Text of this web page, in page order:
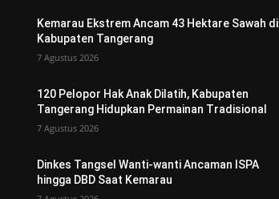
Kemarau Ekstrem Ancam 43 Hektare Sawah di
Kabupaten Tangerang
7 Agustus 2026
120 Pelopor Hak Anak Dilatih, Kabupaten
Tangerang Hidupkan Permainan Tradisional
7 Agustus 2026
Dinkes Tangsel Wanti-wanti Ancaman ISPA
hingga DBD Saat Kemarau